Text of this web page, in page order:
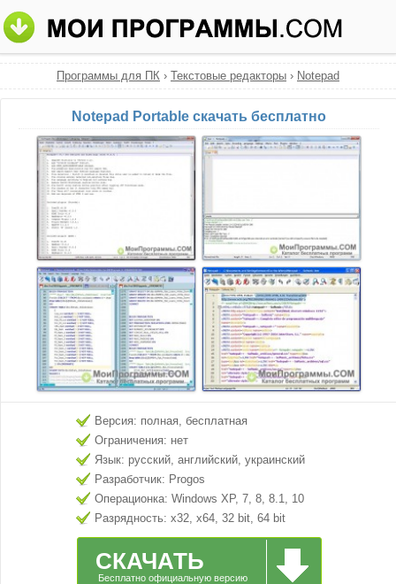
Программы для ПК › Текстовые редакторы › Notepad
Notepad Portable скачать бесплатно
Версия: полная, бесплатная
Ограничения: нет
Язык: русский, английский, украинский
Разработчик: Progos
Операционка: Windows XP, 7, 8, 8.1, 10
Разрядность: x32, x64, 32 bit, 64 bit
СКАЧАТЬ
Бесплатно официальную версию